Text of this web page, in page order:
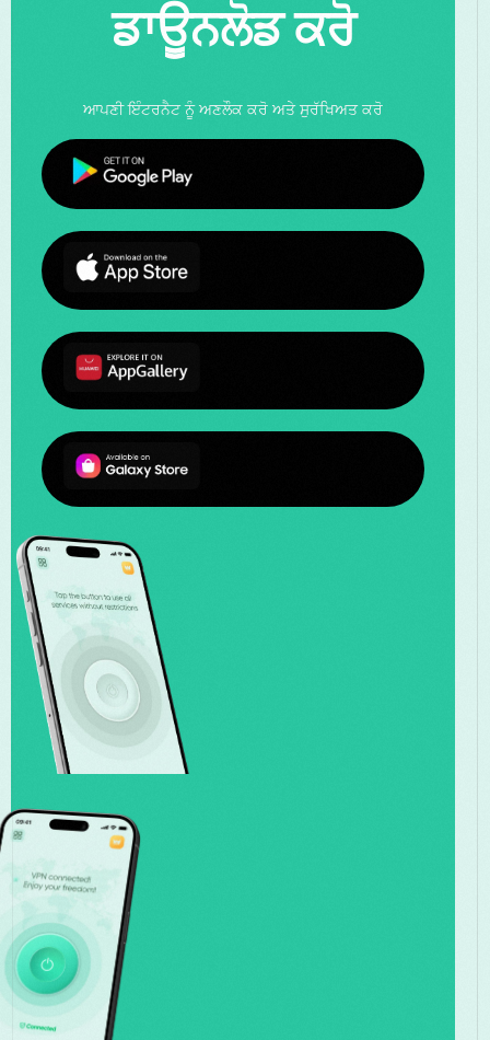
ਡਾਊਨਲੋਡ ਕਰੋ
ਆਪਣੀ ਇੰਟਰਨੈਟ ਨੂੰ ਅਣਲੌਕ ਕਰੋ ਅਤੇ ਸੁਰੱਖਿਅਤ ਕਰੋ